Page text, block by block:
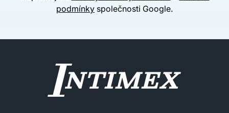
podmínky společnosti Google.